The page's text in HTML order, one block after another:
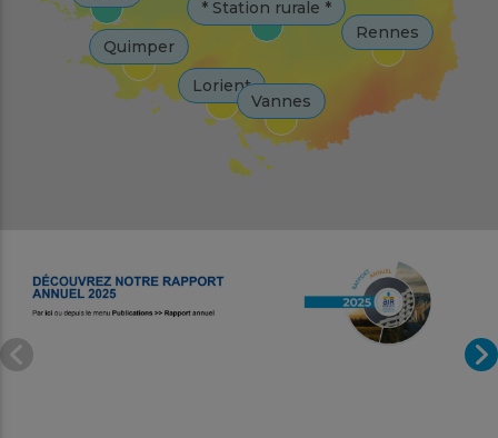
Lorient
* Station rurale *
Quimper
Rennes
Vannes
Leaflet